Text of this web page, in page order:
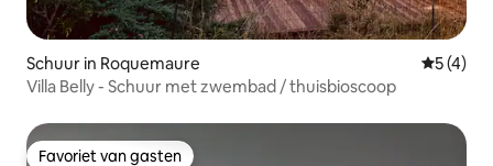
Schuur in Roquemaure
5 (4)
Villa Belly - Schuur met zwembad / thuisbioscoop
Favoriet van gasten